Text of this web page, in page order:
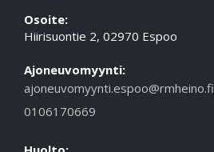
Osoite:
Hiirisuontie 2, 02970 Espoo
Ajoneuvomyynti:
ajoneuvomyynti.espoo@rmheino.fi
0106170669